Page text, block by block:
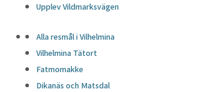
Upplev Vildmarksvägen
Alla resmål i Vilhelmina
Vilhelmina Tätort
Fatmomakke
Dikanäs och Matsdal